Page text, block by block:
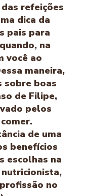
refeições
dica da
pais para
na
você ao
maneira,
sobre boas
de Filipe,
pelos
de uma
benefícios
escolhas na
nutricionista,
no